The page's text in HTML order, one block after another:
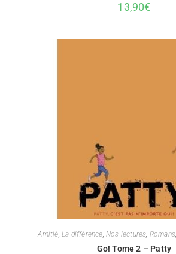
13,90€
Amitié La différence Nos lectures Romans
Go! Tome 2 – Patty